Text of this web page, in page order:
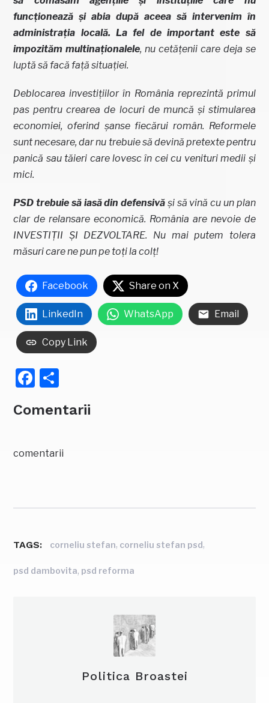
funcționează și abia după aceea să intervenim în
administrația locală. La fel de important este să
impozităm multinaționalele, nu cetățenii care deja se
luptă să facă față situației.
Deblocarea investițiilor în România reprezintă primul
pas pentru crearea de locuri de muncă și stimularea
economiei, oferind șanse fiecărui român. Reformele
sunt necesare, dar nu trebuie să devină pretexte pentru
panică sau tăieri care lovesc în cei cu venituri medii și
mici.
PSD trebuie să iasă din defensivă și să vină cu un plan
clar de relansare economică. România are nevoie de
INVESTIȚII ȘI DEZVOLTARE. Nu mai putem tolera
măsuri care ne pun pe toți la colț!
Facebook Share on X
LinkedIn WhatsApp Email
Copy Link
Facebook
Comentarii
comentarii
TAGS: corneliu stefan, corneliu stefan psd,
psd dambovita, psd reforma
Politica Broastei